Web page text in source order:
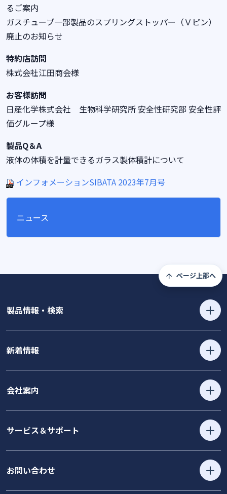
るご案内
ガスチューブ一部製品のスプリングストッパー（Ｖピン）
廃止のお知らせ
特約店訪問
株式会社江田商会様
お客様訪問
日産化学株式会社 生物科学研究所 安全性研究部 安全性評
価グループ様
製品Q＆A
液体の体積を計量できるガラス製体積計について
インフォメーションSIBATA 2023年7月号
ニュース
ページ上部へ
製品情報・検索
新着情報
会社案内
サービス＆サポート
お問い合わせ